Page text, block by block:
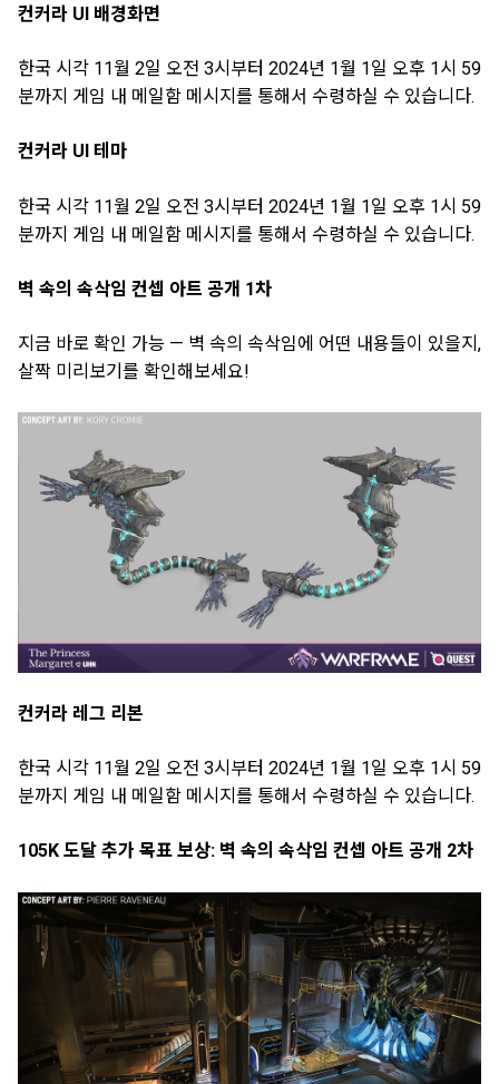
컨커라 UI 배경화면
한국 시각 11월 2일 오전 3시부터 2024년 1월 1일 오후 1시 59
분까지 게임 내 메일함 메시지를 통해서 수령하실 수 있습니다.
컨커라 UI 테마
한국 시각 11월 2일 오전 3시부터 2024년 1월 1일 오후 1시 59
분까지 게임 내 메일함 메시지를 통해서 수령하실 수 있습니다.
벽 속의 속삭임 컨셉 아트 공개 1차
지금 바로 확인 가능 — 벽 속의 속삭임에 어떤 내용들이 있을지,
살짝 미리보기를 확인해보세요!
컨커라 레그 리본
한국 시각 11월 2일 오전 3시부터 2024년 1월 1일 오후 1시 59
분까지 게임 내 메일함 메시지를 통해서 수령하실 수 있습니다.
105K 도달 추가 목표 보상: 벽 속의 속삭임 컨셉 아트 공개 2차